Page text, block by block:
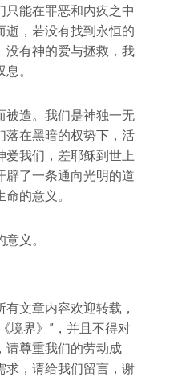
只能在罪恶和内疚之中
逝，若没有找到永恒的
没有神的爱与拯救，我
。
被造。我们是神独一无
落在黑暗的权势下，活
爱我们，差耶稣到世上
辟了一条通向光明的道
的意义。
义。
有文章内容欢迎转载，
境界》”，并且不得对
请尊重我们的劳动成
求，请给我们留言，谢